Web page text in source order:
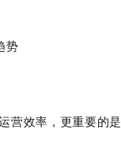
势
营效率，更重要的是